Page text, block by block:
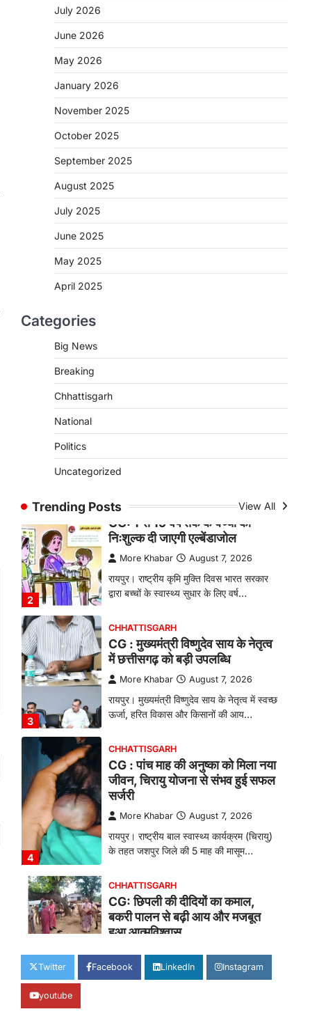
July 2026
June 2026
May 2026
January 2026
November 2025
October 2025
September 2025
August 2025
July 2025
June 2025
May 2025
April 2025
Categories
Big News
Breaking
Chhattisgarh
National
Politics
Uncategorized
Trending Posts View All
निःशुल्क दी जाएगी एल्बेंडाजोल
CHHATTISGARH
CG : मुख्यमंत्री विष्णुदेव साय के नेतृत्व
में छत्तीसगढ़ को बड़ी उपलब्धि
More Khabar
रायपुर। मुख्यमंत्री विष्णुदेव साय के नेतृत्व में स्वच्छ
ऊर्जा, हरित विकास और किसानों की आय…
CG : पांच माह की अनुष्का को मिला नया
CG: छिपली की दीदियों का कमाल,
बकरी पालन से बढ़ी आय और मजबूत
More Khabar August 7, 2026
रायपुर। ग्रामीण महिलाओं को आर्थिक रूप से
सशक्त बनाने की दिशा में जिले के नगरी…
2
CHHATTISGARH
CG: 1 से 19 वर्ष तक के बच्चों को
निःशुल्क दी जाएगी एल्बेंडाजोल
More Khabar August 7, 2026
रायपुर। राष्ट्रीय कृमि मुक्ति दिवस भारत सरकार
द्वारा बच्चों के स्वास्थ्य सुधार के लिए वर्ष…
3
CHHATTISGARH
CG : मुख्यमंत्री विष्णुदेव साय के नेतृत्व
में छत्तीसगढ़ को बड़ी उपलब्धि
More Khabar August 7, 2026
रायपुर। मुख्यमंत्री विष्णुदेव साय के नेतृत्व में स्वच्छ
ऊर्जा, हरित विकास और किसानों की आय…
4
CHHATTISGARH
CG : पांच माह की अनुष्का को मिला नया
जीवन, चिरायु योजना से संभव हुई सफल
सर्जरी
More Khabar August 7, 2026
रायपुर। राष्ट्रीय बाल स्वास्थ्य कार्यक्रम (चिरायु)
के तहत जशपुर जिले की 5 माह की मासूम…
1
CHHATTISGARH
CG: छिपली की दीदियों का कमाल,
बकरी पालन से बढ़ी आय और मजबूत
हुआ आत्मविश्वास
More Khabar August 7, 2026
रायपुर। ग्रामीण महिलाओं को आर्थिक रूप से
Twitter Facebook LinkedIn Instagram
youtube